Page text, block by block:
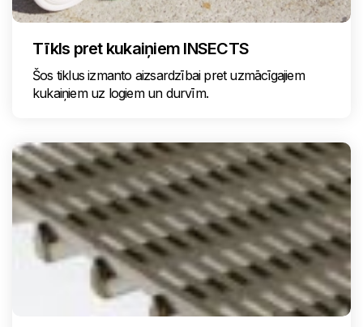
Tīkls pret kukaiņiem INSECTS
Šos tiklus izmanto aizsardzībai pret uzmācīgajiem
kukaiņiem uz logiem un durvīm.